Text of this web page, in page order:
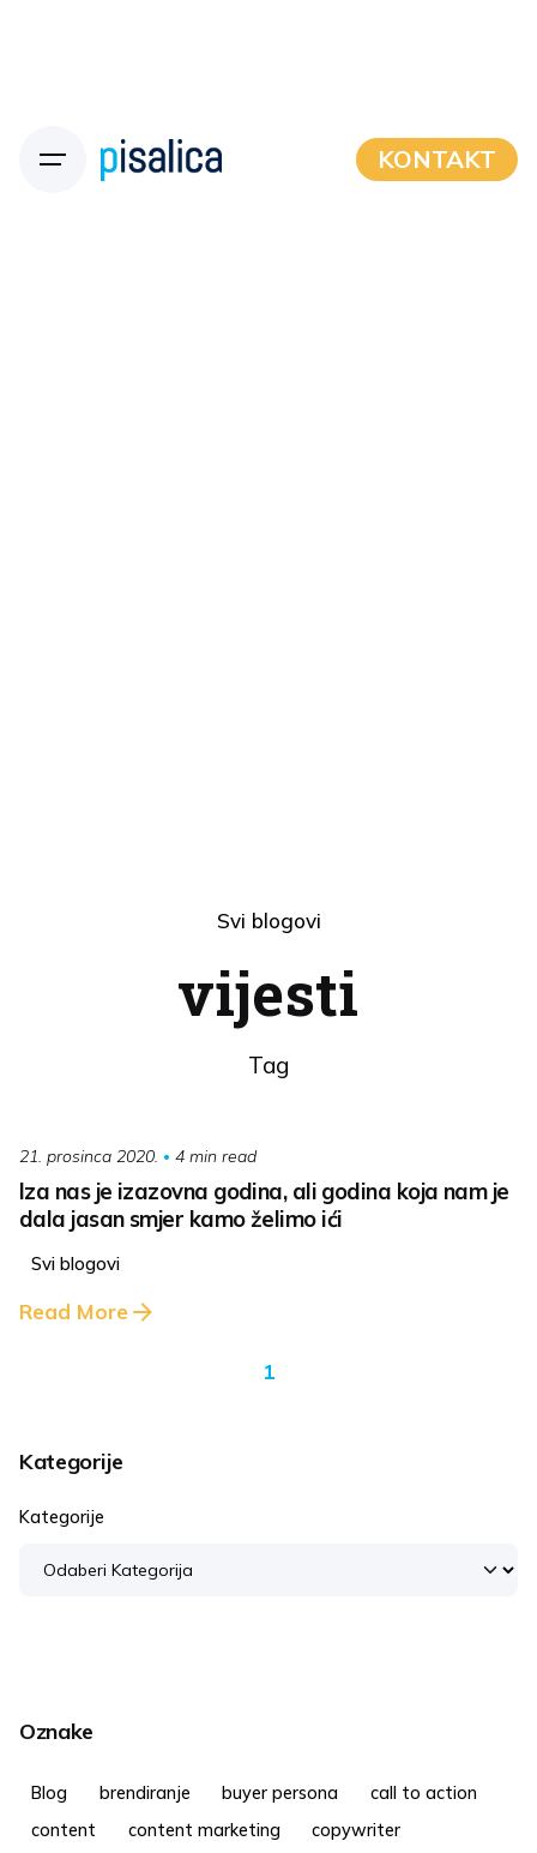
KONTAKT
Svi blogovi
vijesti
Tag
21. prosinca 2020. 4 min read
Iza nas je izazovna godina, ali godina koja nam je
dala jasan smjer kamo želimo ići
Svi blogovi
Read More
1
Kategorije
Kategorije
Oznake
Blog brendiranje buyer persona
call to action
content
content marketing
copywriter